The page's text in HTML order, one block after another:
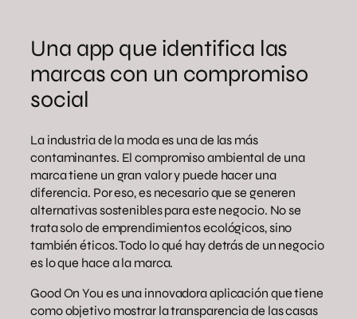
Una app que identifica las
marcas con un compromiso
social
La industria de la moda es una de las más
contaminantes. El compromiso ambiental de una
marca tiene un gran valor y puede hacer una
diferencia. Por eso, es necesario que se generen
alternativas sostenibles para este negocio. No se
trata solo de emprendimientos ecológicos, sino
también éticos. Todo lo qué hay detrás de un negocio
es lo que hace a la marca.
Good On You es una innovadora aplicación que tiene
como objetivo mostrar la transparencia de las casas